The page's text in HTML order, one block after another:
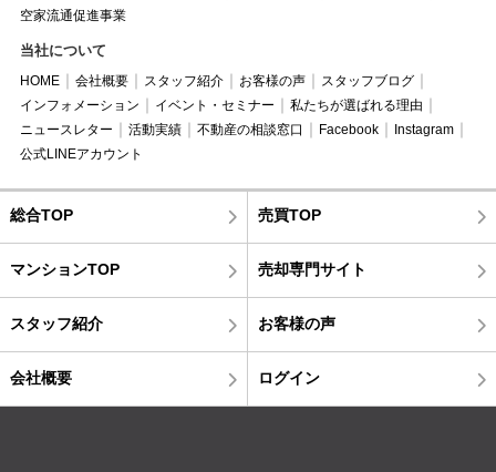
空家流通促進事業
当社について
HOME 会社概要 スタッフ紹介 お客様の声
スタッフブログ
インフォメーション
イベント・セミナー
私たちが選ばれる理由
ニュースレター
活動実績 不動産の相談窓口 Facebook
Instagram
公式LINEアカウント
総合TOP 売買TOP
マンションTOP 売却専門サイト
スタッフ紹介 お客様の声
会社概要 ログイン